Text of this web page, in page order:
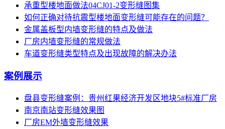
承重型楼地面做法04CJ01-2变形缝图集
如何正确对待抗震型楼地面变形缝可能存在的问题？
金属盖板型内墙变形缝的特点及做法
厂房内墙变形缝的常规做法
车道变形缝类型特点及出现故障的解决办法
案例展示
盘县变形缝案例：贵州红果经济开发区地块5#标准厂房
南京南站变形缝效果图
厂房EM外墙变形缝效果